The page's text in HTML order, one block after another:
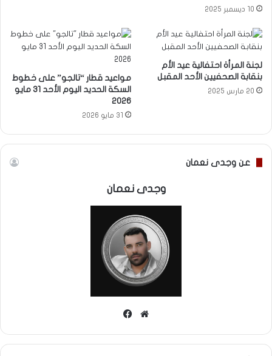
10 ديسمبر 2025
لجنة المرأة احتفالية عيد الأم
بنقابة الصحفيين الأحد المقبل
20 مارس 2025
مواعيد قطار “تالجو” على خطوط
السكة الحديد اليوم الأحد 31 مايو
2026
31 مايو 2026
عن وجدى نعمان
وجدى نعمان
موقع